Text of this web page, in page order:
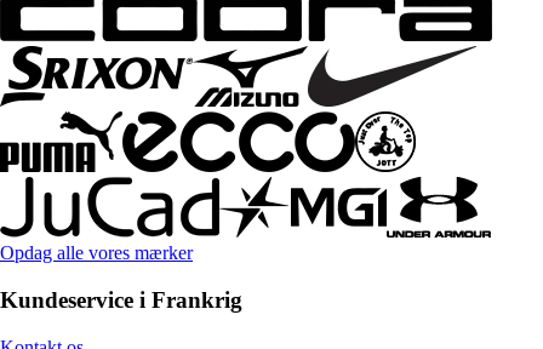
Opdag alle vores mærker
Kundeservice i Frankrig